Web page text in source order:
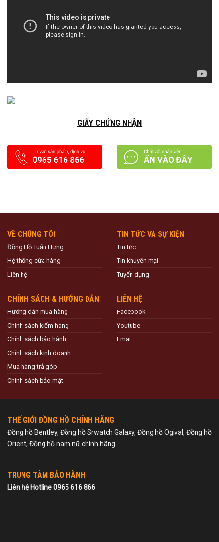
GIẤY CHỨNG NHẬN
VỀ CHÚNG TÔI
Đồng Hồ Tuấn Hưng
Hệ thống cửa hàng
Liên hệ
TIN TỨC VÀ SỰ KIỆN
Tin tức
Tin khuyến mại
Tuyển dụng
CHÍNH SÁCH & HƯỚNG DẪN
Hướng dẫn mua hàng
Chính sách kiểm hàng
Chính sách bảo hành
Chính sách kinh doanh
Mua hàng trả góp
Chính sách bảo mật
LIÊN HỆ
Facebook
Youtube
Email
THẾ GIỚI ĐỒNG HỒ CHÍNH HÃNG
Đồng hồ Bentley, Đồng hồ Srwatch Galaxy, Đồng hồ Ogival, Đồng hồ
Orient, Đồng hồ nam nữ chính hãng
TRUNG TÂM BẢO HÀNH
Liên hệ Hotline 0965 616 866